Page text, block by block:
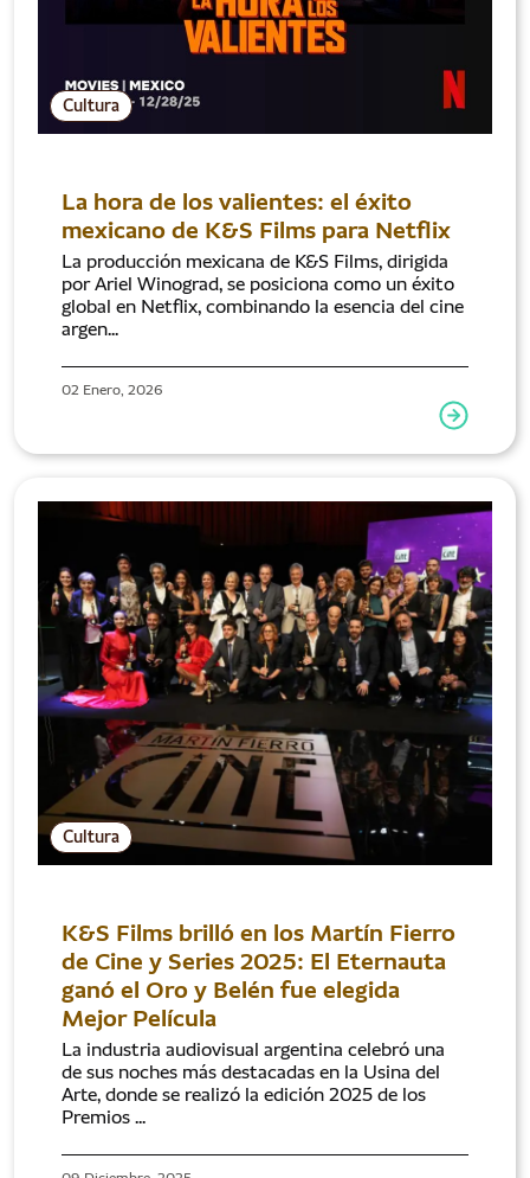
Cultura
La hora de los valientes: el éxito
mexicano de K&S Films para Netflix
La producción mexicana de K&S Films, dirigida
por Ariel Winograd, se posiciona como un éxito
global en Netflix, combinando la esencia del cine
argen...
02 Enero, 2026
Cultura
K&S Films brilló en los Martín Fierro
de Cine y Series 2025: El Eternauta
ganó el Oro y Belén fue elegida
Mejor Película
La industria audiovisual argentina celebró una
de sus noches más destacadas en la Usina del
Arte, donde se realizó la edición 2025 de los
Premios ...